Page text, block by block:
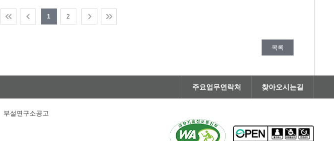
1 2
목록
주요업무연락처 찾아오시는길
부설연구소공고